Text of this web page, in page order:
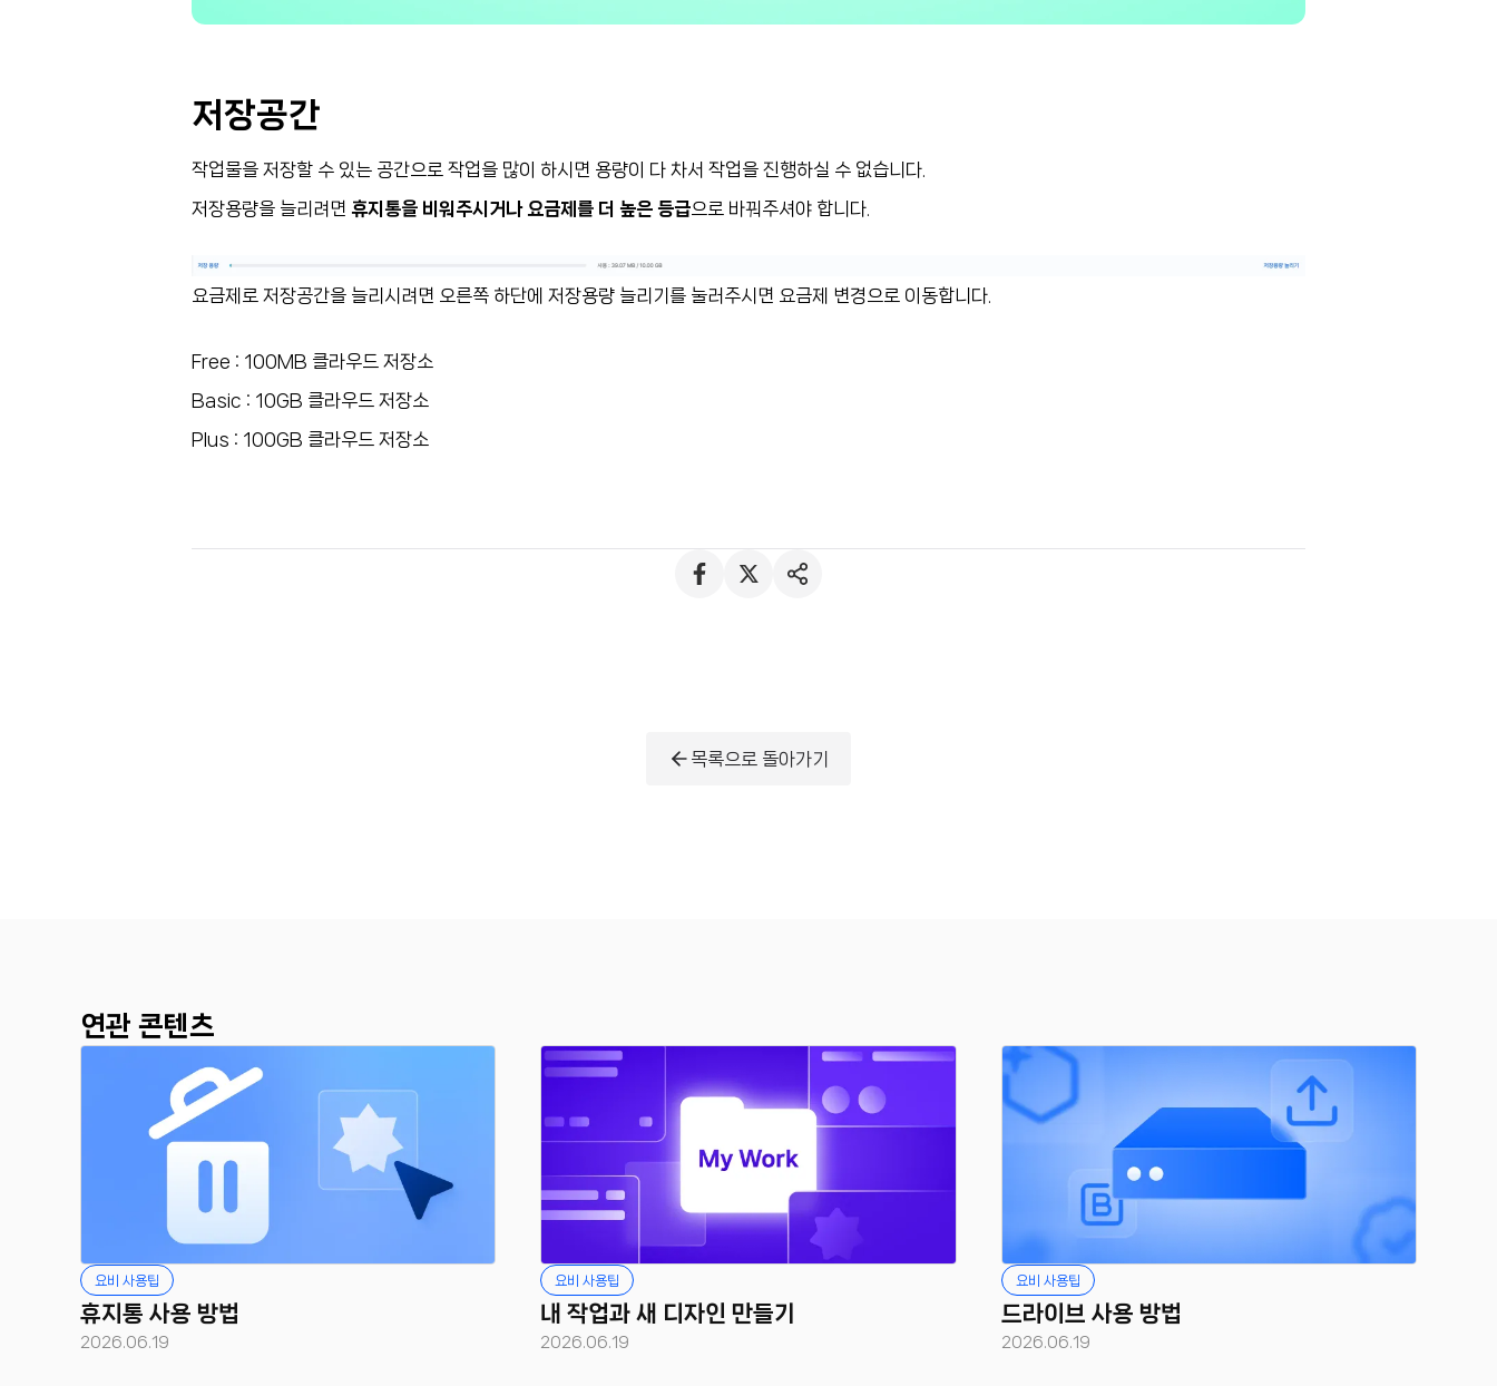
저장공간
작업물을 저장할 수 있는 공간으로 작업을 많이 하시면 용량이 다 차서 작업을 진행하실 수 없습니다.
저장용량을 늘리려면 휴지통을 비워주시거나 요금제를 더 높은 등급으로 바꿔주셔야 합니다.
요금제로 저장공간을 늘리시려면 오른쪽 하단에 저장용량 늘리기를 눌러주시면 요금제 변경으로 이동합니다.
Free : 100MB 클라우드 저장소
Basic : 10GB 클라우드 저장소
Plus : 100GB 클라우드 저장소
목록으로 돌아가기
연관 콘텐츠
요비 사용팁
휴지통 사용 방법
2026.06.19
요비 사용팁
내 작업과 새 디자인 만들기
2026.06.19
요비 사용팁
드라이브 사용 방법
2026.06.19